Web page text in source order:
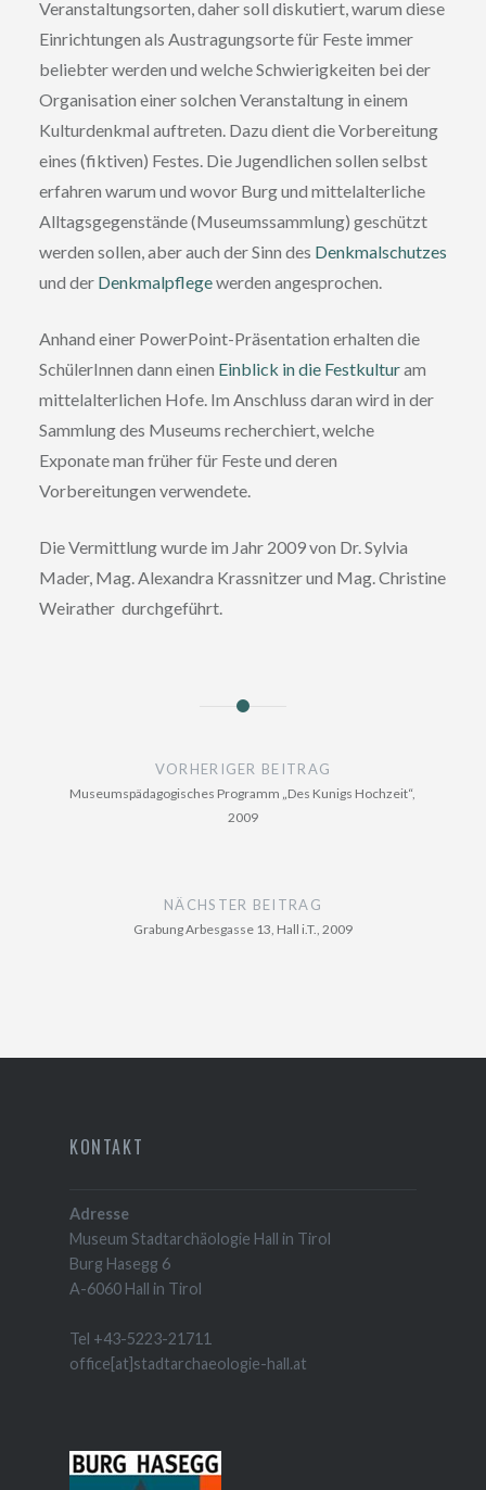
Veranstaltungsorten, daher soll diskutiert, warum diese
Einrichtungen als Austragungsorte für Feste immer
beliebter werden und welche Schwierigkeiten bei der
Organisation einer solchen Veranstaltung in einem
Kulturdenkmal auftreten. Dazu dient die Vorbereitung
eines (fiktiven) Festes. Die Jugendlichen sollen selbst
erfahren warum und wovor Burg und mittelalterliche
Alltagsgegenstände (Museumssammlung) geschützt
werden sollen, aber auch der Sinn des Denkmalschutzes
und der Denkmalpflegewerden angesprochen.
Anhand einer PowerPoint-Präsentation erhalten die
SchülerInnen dann einen Einblick in die Festkulturam
mittelalterlichen Hofe. Im Anschluss daran wird in der
Sammlung des Museums recherchiert, welche
Exponate man früher für Feste und deren
Vorbereitungen verwendete.
Die Vermittlung wurde im Jahr 2009 von Dr. Sylvia
Mader, Mag. Alexandra Krassnitzer und Mag. Christine
Weirather durchgeführt.
VORHERIGER BEITRAG
Museumspädagogisches Programm „Des Kunigs Hochzeit“,
2009
NÄCHSTER BEITRAG
Grabung Arbesgasse 13, Hall i.T., 2009
KONTAKT
Adresse
Museum Stadtarchäologie Hall in Tirol
Burg Hasegg 6
A-6060 Hall in Tirol
Tel +43-5223-21711
office[at]stadtarchaeologie-hall.at